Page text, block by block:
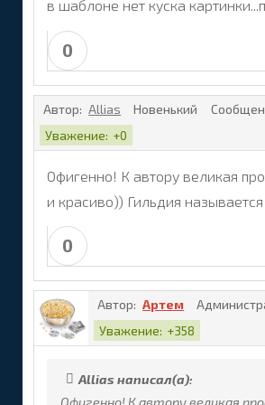
в шаблоне нет куска
0
Автор: Allias Новенький
Уважение: +0
Офигенно! К автору великая
и красиво)) Гильдия
0
Автор: Артем
Уважение: +358
Allias написал(а):
Офигенно! К автору великая